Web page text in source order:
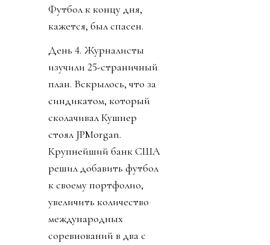
Футбол к концу дня,
кажется, был спасен.
День 4. Журналисты
изучили 25-страничный
план. Вскрылось, что за
синдикатом, который
сколачивал Кушнер
стоял JPMorgan.
Крупнейший банк США
решил добавить футбол
к своему портфолио,
увеличить количество
международных
соревнований в два с